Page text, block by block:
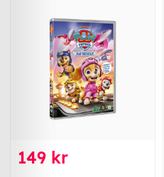
149 kr